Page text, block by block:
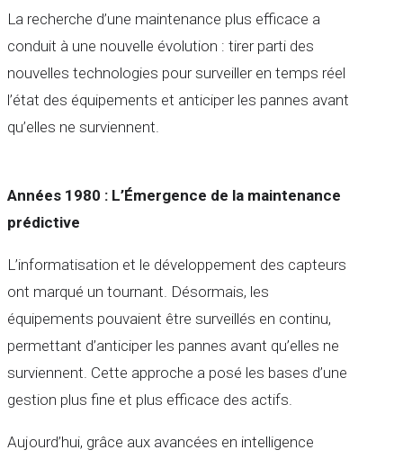
La recherche d’une maintenance plus efficace a
conduit à une nouvelle évolution : tirer parti des
nouvelles technologies pour surveiller en temps réel
l’état des équipements et anticiper les pannes avant
qu’elles ne surviennent.
Années 1980 : L’Émergence de la maintenance
prédictive
L’informatisation et le développement des capteurs
ont marqué un tournant. Désormais, les
équipements pouvaient être surveillés en continu,
permettant d’anticiper les pannes avant qu’elles ne
surviennent. Cette approche a posé les bases d’une
gestion plus fine et plus efficace des actifs.
Aujourd’hui, grâce aux avancées en intelligence